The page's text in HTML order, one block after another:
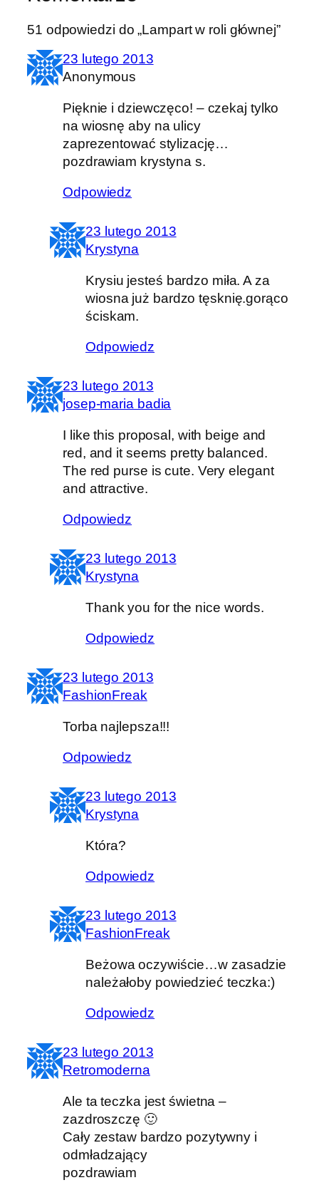
51 odpowiedzi do „Lampart w roli głównej”
23 lutego 2013
Anonymous
Pięknie i dziewczęco! – czekaj tylko
na wiosnę aby na ulicy
zaprezentować stylizację…
pozdrawiam krystyna s.
Odpowiedz
23 lutego 2013
Krystyna
Krysiu jesteś bardzo miła. A za
wiosna już bardzo tęsknię.gorąco
ściskam.
Odpowiedz
23 lutego 2013
josep-maria badia
I like this proposal, with beige and
red, and it seems pretty balanced.
The red purse is cute. Very elegant
and attractive.
Odpowiedz
23 lutego 2013
Krystyna
Thank you for the nice words.
Odpowiedz
23 lutego 2013
FashionFreak
Torba najlepsza!!!
Odpowiedz
23 lutego 2013
Krystyna
Która?
Odpowiedz
23 lutego 2013
FashionFreak
Beżowa oczywiście…w zasadzie
należałoby powiedzieć teczka:)
Odpowiedz
23 lutego 2013
Retromoderna
Ale ta teczka jest świetna –
zazdroszczę 🙂
Cały zestaw bardzo pozytywny i
odmładzający
pozdrawiam